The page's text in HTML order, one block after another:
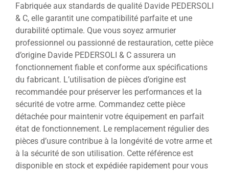
Fabriquée aux standards de qualité Davide PEDERSOLI
& C, elle garantit une compatibilité parfaite et une
durabilité optimale. Que vous soyez armurier
professionnel ou passionné de restauration, cette pièce
d’origine Davide PEDERSOLI & C assurera un
fonctionnement fiable et conforme aux spécifications
du fabricant. L’utilisation de pièces d’origine est
recommandée pour préserver les performances et la
sécurité de votre arme. Commandez cette pièce
détachée pour maintenir votre équipement en parfait
état de fonctionnement. Le remplacement régulier des
pièces d’usure contribue à la longévité de votre arme et
à la sécurité de son utilisation. Cette référence est
disponible en stock et expédiée rapidement pour vous